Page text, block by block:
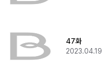
47화
2023.04.19